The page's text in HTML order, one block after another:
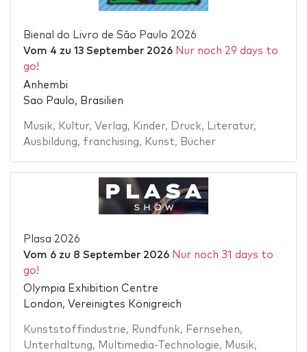
Bienal do Livro de São Paulo 2026
Vom 4 zu 13 September 2026 Nur noch 29 days to
go!
Anhembi
Sao Paulo, Brasilien
Musik, Kultur, Verlag, Kinder, Druck, Literatur,
Ausbildung, franchising, Kunst, Bücher
Plasa 2026
Vom 6zu 8 September 2026 Nur noch 31 days to
go!
Olympia Exhibition Centre
London, Vereinigtes Königreich
Kunststoffindustrie, Rundfunk, Fernsehen,
Unterhaltung, Multimedia-Technologie, Musik,